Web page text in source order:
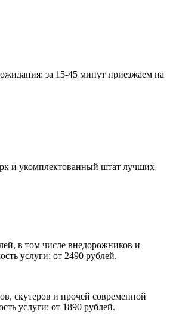
за 15-45 минут приезжаем на
и укомплектованный штат лучших
в том числе внедорожников и
услуги: от 2490 рублей.
скутеров и прочей современной
услуги: от 1890 рублей.